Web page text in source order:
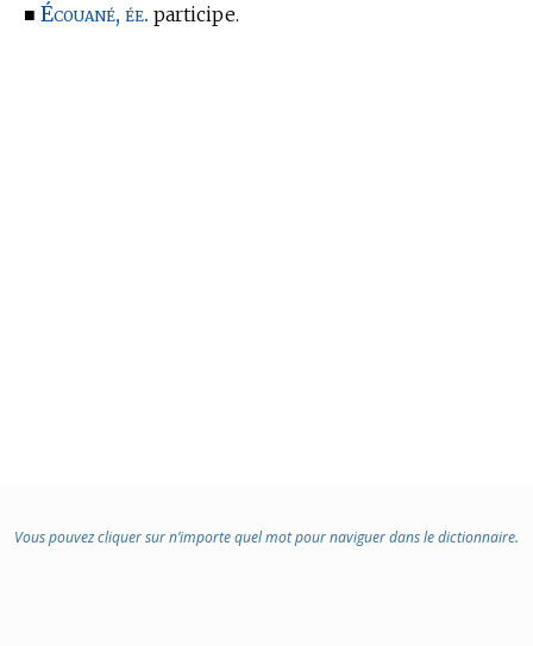
■ Écouané, ée. participe.
Vous pouvez cliquer sur n’importe quel mot pour naviguer dans le dictionnaire.